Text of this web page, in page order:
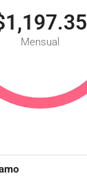
Mensual